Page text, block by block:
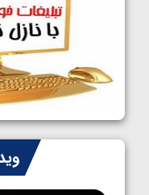
کشتی آزاد
ایران مشخص
1405/05/08
کشتی فرنگی
سوم برای ایران
1405/05/07
ایران چشم به
کشتی فرنگی